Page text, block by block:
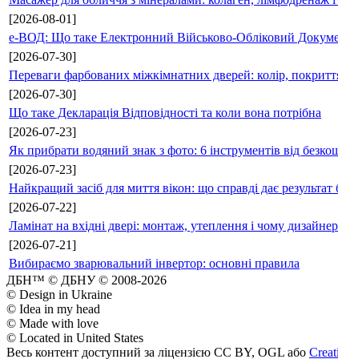
[2026-08-01]
е-ВОД: Що таке Електронний Військово-Обліковий
[2026-07-30]
Переваги фарбованих міжкімнатних дверей: колір, покриття
[2026-07-30]
Що таке Декларація Відповідності та коли вона потрібна
[2026-07-23]
Як прибрати водяний знак з фото: 6 інструментів від
[2026-07-23]
Найкращий засіб для миття вікон: що справді дає результат
[2026-07-22]
Ламінат на вхідні двері: монтаж, утеплення і чому
[2026-07-21]
Вибираємо зварювальний інвертор: основні правила
ДБН™ © ДБНУ © 2008-2026
© Design in Ukraine
© Idea in my head
© Made with love
© Located in United States
Весь контент доступний за ліцензією CC BY, OGL або